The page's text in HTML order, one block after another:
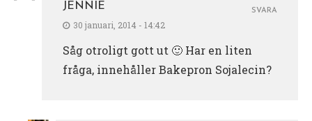
JENNIE
30 januari, 2014 - 14:42
Såg otroligt gott ut 🙂 Har en liten
fråga, innehåller Bakepron Sojalecin?
SVARA